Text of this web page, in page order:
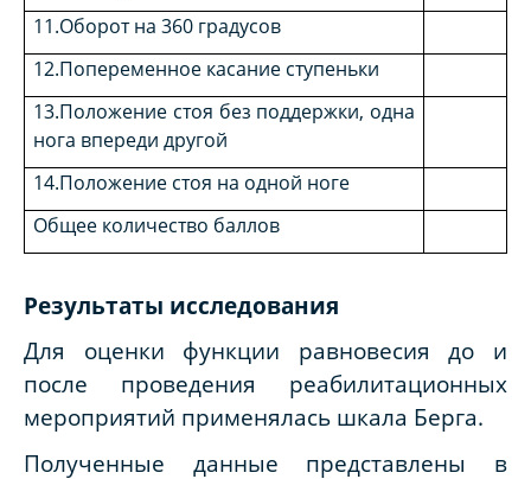
11.Оборот на 360 градусов
12.Попеременное касание ступеньки
13.Положение стоя без поддержки, одна
нога впереди другой
14.Положение стоя на одной ноге
Общее количество баллов
Результаты исследования
Для оценки функции равновесия до и
после проведения реабилитационных
мероприятий применялась шкала Берга.
Полученные данные представлены в